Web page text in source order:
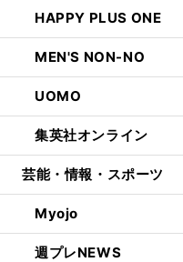
HAPPY PLUS ONE
MEN'S NON-NO
UOMO
集英社オンライン
芸能・情報・スポーツ
Myojo
週プレNEWS